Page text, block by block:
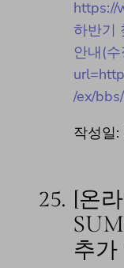
https://
하반기
안내(
/ex/
작성일
25.
[온
추가